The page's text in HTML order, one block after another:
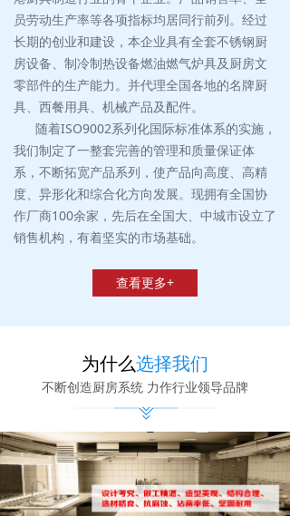
员劳动生产率等各项指标均居同行前列。经过
长期的创业和建设，本企业具有全套不锈钢厨
房设备、制冷制热设备燃油燃气炉具及厨房文
零部件的生产能力。并代理全国各地的名牌厨
具、西餐用具、机械产品及配件。
随着ISO9002系列化国际标准体系的实施，
我们制定了一整套完善的管理和质量保证体
系，不断拓宽产品系列，使产品向高度、高精
度、异形化和综合化方向发展。现拥有全国协
作厂商100余家，先后在全国大、中城市设立了
销售机构，有着坚实的市场基础。
查看更多+
为什么选择我们
不断创造厨房系统 力作行业领导品牌